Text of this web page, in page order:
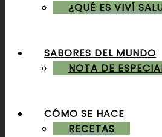
ALMUERZOS &
POSTRES &
¿QUÉ ES VIVÍ
NOTA DE
RECETAS
SABORES DEL MUNDO
CÓMO SE HACE